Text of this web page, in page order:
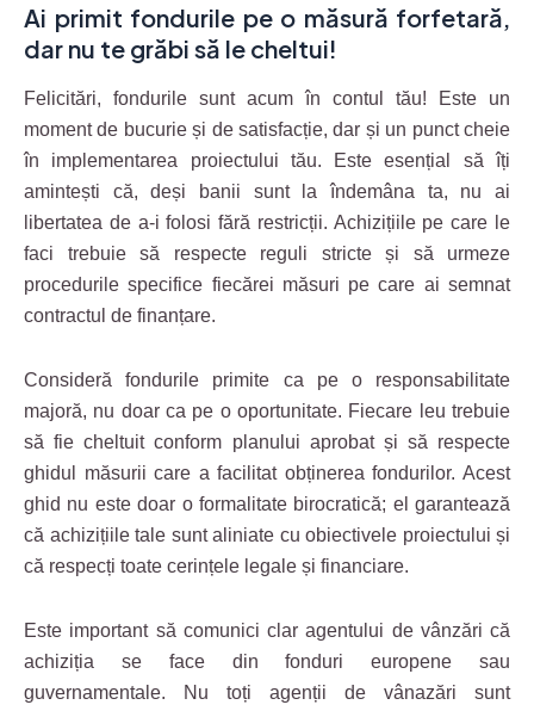
Ai primit fondurile pe o măsură forfetară,
dar nu te grăbi să le cheltui!
Felicitări, fondurile sunt acum în contul tău! Este un
moment de bucurie și de satisfacție, dar și un punct cheie
în implementarea proiectului tău. Este esențial să îți
amintești că, deși banii sunt la îndemâna ta, nu ai
libertatea de a-i folosi fără restricții. Achizițiile pe care le
faci trebuie să respecte reguli stricte și să urmeze
procedurile specifice fiecărei măsuri pe care ai semnat
contractul de finanțare.
Consideră fondurile primite ca pe o responsabilitate
majoră, nu doar ca pe o oportunitate. Fiecare leu trebuie
să fie cheltuit conform planului aprobat și să respecte
ghidul măsurii care a facilitat obținerea fondurilor. Acest
ghid nu este doar o formalitate birocratică; el garantează
că achizițiile tale sunt aliniate cu obiectivele proiectului și
că respecți toate cerințele legale și financiare.
Este important să comunici clar agentului de vânzări că
achiziția se face din fonduri europene sau
guvernamentale. Nu toți agenții de vânazări sunt